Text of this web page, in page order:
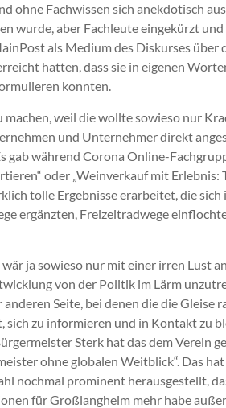
ohne Fachwissen sich anekdotisch
wurde, aber Fachleute eingekürzt
als Medium des Diskurses über
hatten, dass sie in eigenen
konnten.
weil die wollte sowieso nur
und Unternehmer direkt
gab während Corona Online-
oder „Weinverkauf mit Erlebnis:
tolle Ergebnisse erarbeitet, die sich
ergänzten, Freizeitradwege
ja sowieso nur mit einer irren Lust
von der Politik im Lärm
Seite, bei denen die die Gleise
sich zu informieren und in Kontakt zu
Sterk hat das dem Verein
ohne globalen Weitblick“. Das
nochmal prominent herausgestellt,
für Großlangheim mehr habe